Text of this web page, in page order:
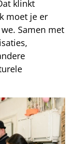
klinkt
moet je er
Samen met